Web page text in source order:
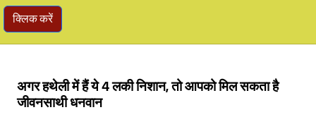
क्लिक करें
अगर हथेली में हैं ये 4 लकी निशान, तो आपको मिल सकता है
जीवनसाथी धनवान